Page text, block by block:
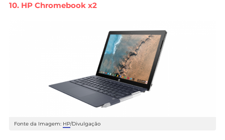
10. HP Chromebook x2
Fonte da Imagem: HP/Divulgação